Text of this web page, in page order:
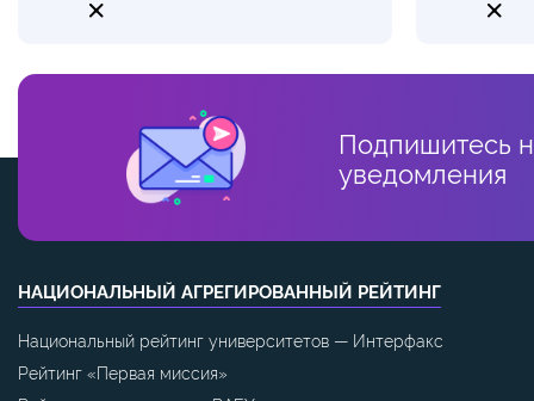
Подпишитесь
уведомления
НАЦИОНАЛЬНЫЙ АГРЕГИРОВАННЫЙ РЕЙТИНГ
Национальный рейтинг университетов — Интерфакс
Рейтинг «Первая миссия»